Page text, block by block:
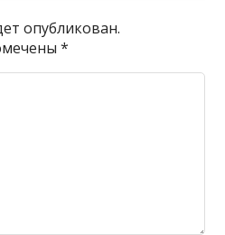
опубликован.
*